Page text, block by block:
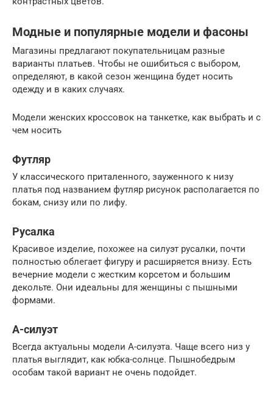
Модные и популярные модели и фасоны
Магазины предлагают покупательницам разные
варианты платьев. Чтобы не ошибиться с выбором,
определяют, в какой сезон женщина будет носить
одежду и в каких случаях.
Модели женских кроссовок на танкетке, как выбрать и с
чем носить
Футляр
У классического приталенного, зауженного к низу
платья под названием футляр рисунок располагается по
бокам, снизу или по лифу.
Русалка
Красивое изделие, похожее на силуэт русалки, почти
полностью облегает фигуру и расширяется внизу. Есть
вечерние модели с жестким корсетом и большим
декольте. Они идеальны для женщины с пышными
формами.
А-силуэт
Всегда актуальны модели А-силуэта. Чаще всего низ у
платья выглядит, как юбка-солнце. Пышнобедрым
особам такой вариант не очень подойдет.